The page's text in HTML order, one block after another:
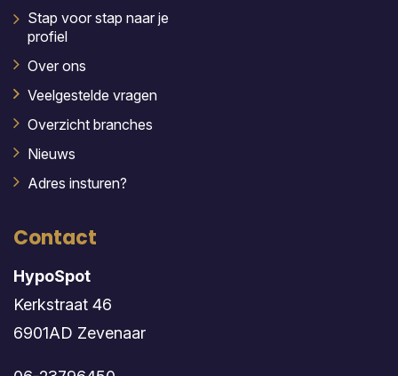
Stap voor stap naar je
profiel
Over ons
Veelgestelde vragen
Overzicht branches
Nieuws
Adres insturen?
Contact
HypoSpot
Kerkstraat 46
6901AD Zevenaar